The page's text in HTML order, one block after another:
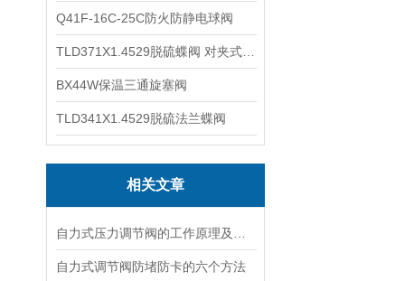
Q41F-16C-25C防火防静电球阀
BX44W保温三通旋塞阀
TLD341X1.4529脱硫法兰蝶阀
相关文章
自力式调节阀防堵防卡的六个方法